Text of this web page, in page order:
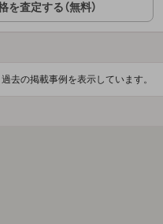
査定する（無料）
去の掲載事例を表示しています。